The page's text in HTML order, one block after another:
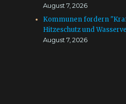
August 7, 2026
Kommunen fordern
Hitzeschutz und
August 7, 2026